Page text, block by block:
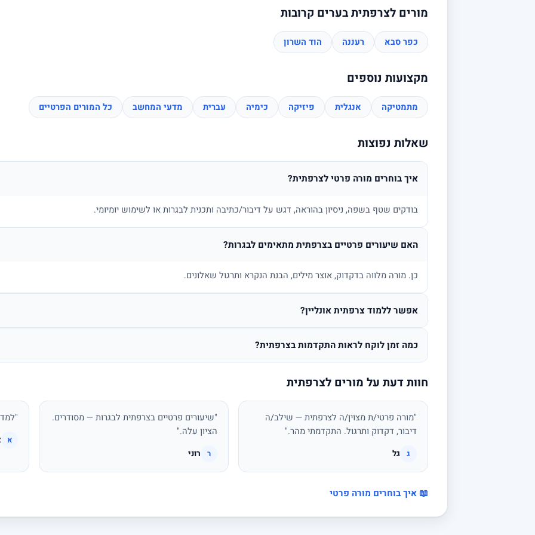
מורים לצרפתית בערים קרובות
כפר סבא רעננה הוד השרון
מקצועות נוספים
מתמטיקה אנגלית פיזיקה כימיה עברית מדעי המחשב כל המורים הפרטיים
שאלות נפוצות
איך בוחרים מורה פרטי לצרפתית?
בודקים שטף בשפה, ניסיון בהוראה, דגש על דיבור/כתיבה ותכנית לבגרות או לשימוש יומיומי.
האם שיעורים פרטיים בצרפתית מתאימים לבגרות?
כן. מורה מלווה בדקדוק, אוצר מילים, הבנת הנקרא ותרגול שאלונים.
אפשר ללמוד צרפתית אונליין?
כמה זמן לוקח לראות התקדמות בצרפתית?
חוות דעת על מורים לצרפתית
"מורה פרטי/ת מצוין/ה לצרפתית — שילב/ה
דיבור, דקדוק ותרגול. התקדמתי מהר."
ג גל
"שיעורים פרטיים בצרפתית לבגרות — מסודרים.
הציון עלה."
ר רוני
א
📖 איך בוחרים מורה פרטי